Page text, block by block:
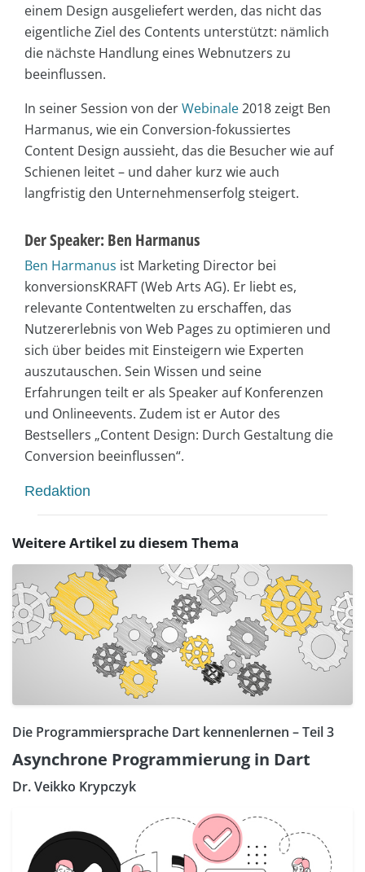
einem Design ausgeliefert werden, das nicht das
eigentliche Ziel des Contents unterstützt: nämlich
die nächste Handlung eines Webnutzers zu
beeinflussen.
In seiner Session von derWebinale2018 zeigt Ben
Harmanus, wie ein Conversion-fokussiertes
Content Design aussieht, das die Besucher wie auf
Schienen leitet – und daher kurz wie auch
langfristig den Unternehmenserfolg steigert.
Der Speaker: Ben Harmanus
Ben Harmanus ist Marketing Director bei
konversionsKRAFT (Web Arts AG). Er liebt es,
relevante Contentwelten zu erschaffen, das
Nutzererlebnis von Web Pages zu optimieren und
sich über beides mit Einsteigern wie Experten
auszutauschen. Sein Wissen und seine
Erfahrungen teilt er als Speaker auf Konferenzen
und Onlineevents. Zudem ist er Autor des
Bestsellers „Content Design: Durch Gestaltung die
Conversion beeinflussen“.
Redaktion
Weitere Artikel zu diesem Thema
Die Programmiersprache Dart kennenlernen – Teil 3
Asynchrone Programmierung in Dart
Dr. Veikko Krypczyk